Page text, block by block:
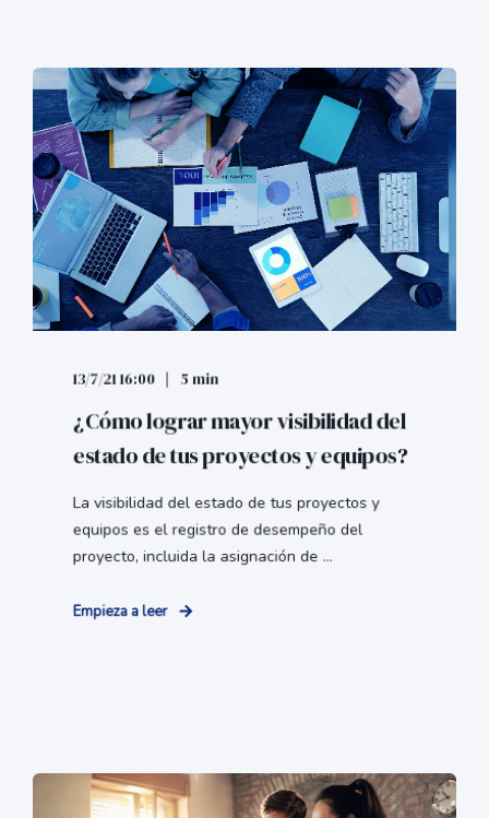
13/7/21 16:00 5 min
¿Cómo lograr mayor visibilidad del
estado de tus proyectos y equipos?
La visibilidad del estado de tus proyectos y
equipos es el registro de desempeño del
proyecto, incluida la asignación de ...
Empieza a leer